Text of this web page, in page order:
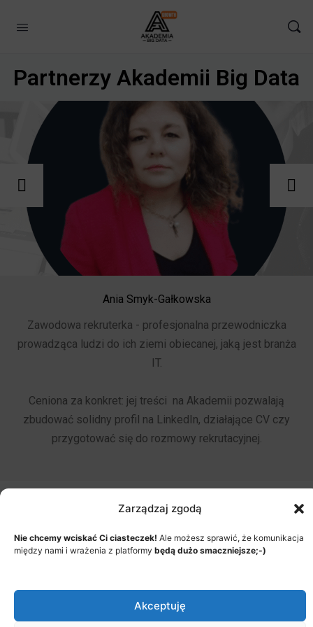
Zarządzaj zgodą
Nie chcemy wciskać Ci ciasteczek! Ale możesz sprawić, że komunikacja
między nami i wrażenia z platformy będą dużo smaczniejsze;-)
Akceptuję
Partnerzy Akademii Big Data
Ania Smyk-Gałkowska
Zawodowa rekruterka - profesjonalna przewodniczka
prowadząca ludzi do ich ziemi obiecanej, jaką jest branża
IT.
Ceniona za konkret: jej treści na Akademii pozwalają
zbudować solidny profil na LinkedIn, działające CV czy
przygotować się do rozmowy rekrutacyjnej.